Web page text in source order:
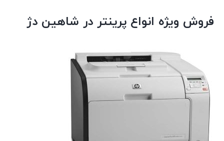
فروش ویژه انواع پرینتر در شاهین دژ